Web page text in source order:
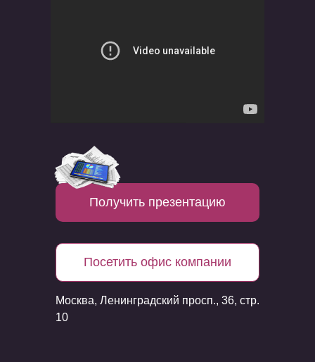
Получить презентацию
Посетить офис компании
Москва, Ленинградский просп., 36, стр.
10